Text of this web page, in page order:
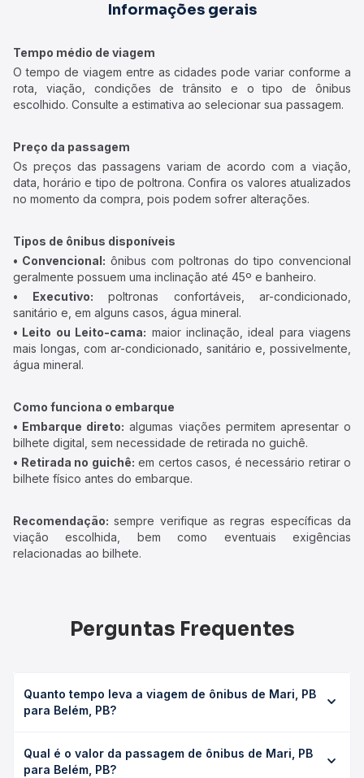
Informações gerais
Tempo médio de viagem
O tempo de viagem entre as cidades pode variar conforme a
rota, viação, condições de trânsito e o tipo de ônibus
escolhido. Consulte a estimativa ao selecionar sua passagem.
Preço da passagem
Os preços das passagens variam de acordo com a viação,
data, horário e tipo de poltrona. Confira os valores atualizados
no momento da compra, pois podem sofrer alterações.
Tipos de ônibus disponíveis
• Convencional: ônibus com poltronas do tipo convencional
geralmente possuem uma inclinação até 45º e banheiro.
• Executivo: poltronas confortáveis, ar-condicionado,
sanitário e, em alguns casos, água mineral.
• Leito ou Leito-cama: maior inclinação, ideal para viagens
mais longas, com ar-condicionado, sanitário e, possivelmente,
água mineral.
Como funciona o embarque
• Embarque direto: algumas viações permitem apresentar o
bilhete digital, sem necessidade de retirada no guichê.
• Retirada no guichê: em certos casos, é necessário retirar o
bilhete físico antes do embarque.
Recomendação: sempre verifique as regras específicas da
viação escolhida, bem como eventuais exigências
relacionadas ao bilhete.
Perguntas Frequentes
Quanto tempo leva a viagem de ônibus de Mari, PB
para Belém, PB?
média 1h 21min, podendo variar conforme a viação, o tipo
de serviço (convencional, executivo ou leito) e as
Qual é o valor da passagem de ônibus de Mari, PB
para Belém, PB?